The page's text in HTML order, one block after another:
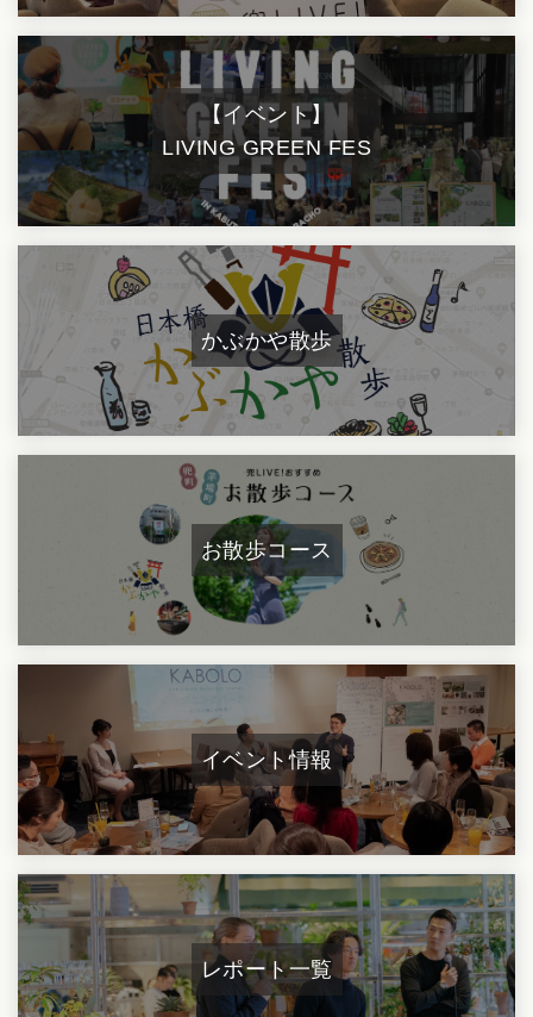
【イベント】
LIVING GREEN FES
かぶかや散歩
お散歩コース
イベント情報
レポート一覧